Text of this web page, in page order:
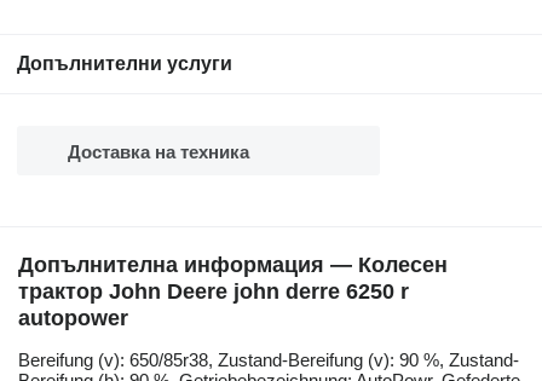
Допълнителни услуги
Доставка на техника
Допълнителна информация — Колесен
трактор John Deere john derre 6250 r
autopower
Bereifung ​​​​​​​​​‌‌​​​​‌​​​​​​​​​‌‌‌​‌​‌​​​​​​​​​‌‌‌​‌​​​​​​​​​​​‌‌​‌‌‌‌​​​​​​​​​‌‌​‌‌​​​​​​​​​​​‌‌​‌​​‌​​​​​​​​​‌‌​‌‌‌​​​​​​​​​​‌‌​​‌​‌(v): 650/85r38, Zustand-Bereifung (v): 90 %, Zustand-